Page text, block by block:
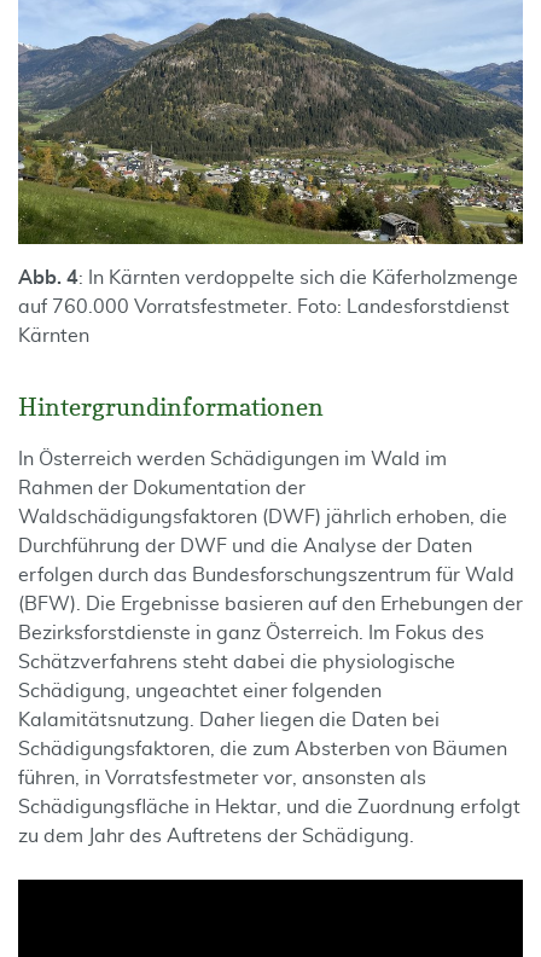
Abb. 4: In Kärnten verdoppelte sich die Käferholzmenge
auf 760.000 Vorratsfestmeter. Foto: Landesforstdienst
Kärnten
Hintergrundinformationen
In Österreich werden Schädigungen im Wald im
Rahmen der Dokumentation der
Waldschädigungsfaktoren (DWF) jährlich erhoben, die
Durchführung der DWF und die Analyse der Daten
erfolgen durch das Bundesforschungszentrum für Wald
(BFW). Die Ergebnisse basieren auf den Erhebungen der
Bezirksforstdienste in ganz Österreich. Im Fokus des
Schätzverfahrens steht dabei die physiologische
Schädigung, ungeachtet einer folgenden
Kalamitätsnutzung. Daher liegen die Daten bei
Schädigungsfaktoren, die zum Absterben von Bäumen
führen, in Vorratsfestmeter vor, ansonsten als
Schädigungsfläche in Hektar, und die Zuordnung erfolgt
zu dem Jahr des Auftretens der Schädigung.